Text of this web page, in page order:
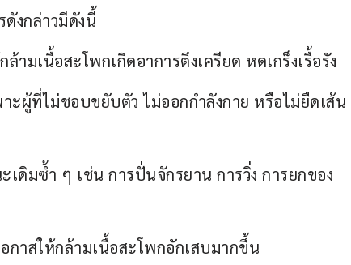
งกล่าวมีดังนี้
ามเนื้อสะโพกเกิดอาการตึงเครียด หดเกร็งเรื้อรัง
ะผู้ที่ไม่ชอบขยับตัว ไม่ออกกำลังกาย หรือไม่ยืดเส้น
ดิมซ้ำ ๆ เช่น การปั่นจักรยาน การวิ่ง การยกของ
าสให้กล้ามเนื้อสะโพกอักเสบมากขึ้น